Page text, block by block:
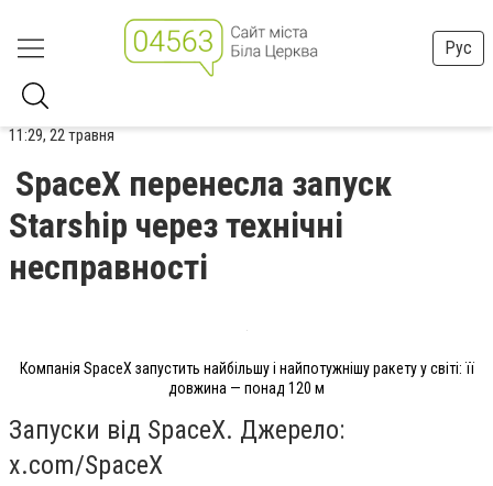
Рус
11:29, 22 травня
SpaceX перенесла запуск
Starship через технічні
несправності
Компанія SpaceX запустить найбільшу і найпотужнішу ракету у світі: її
довжина — понад 120 м
Запуски від SpaceX. Джерело:
x.com/SpaceX